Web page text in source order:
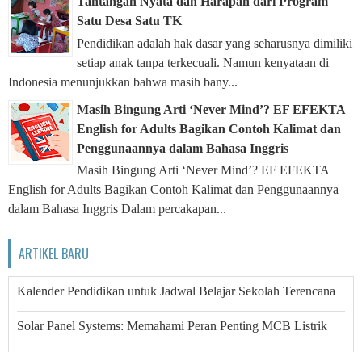
Satu Desa Satu TK
Pendidikan adalah hak dasar yang seharusnya dimiliki
setiap anak tanpa terkecuali. Namun kenyataan di
Indonesia menunjukkan bahwa masih bany...
Masih Bingung Arti ‘Never Mind’? EF EFEKTA
English for Adults Bagikan Contoh Kalimat dan
Penggunaannya dalam Bahasa Inggris
Masih Bingung Arti ‘Never Mind’? EF EFEKTA
English for Adults Bagikan Contoh Kalimat dan Penggunaannya
dalam Bahasa Inggris Dalam percakapan...
ARTIKEL BARU
Kalender Pendidikan untuk Jadwal Belajar Sekolah Terencana
Solar Panel Systems: Memahami Peran Penting MCB Listrik